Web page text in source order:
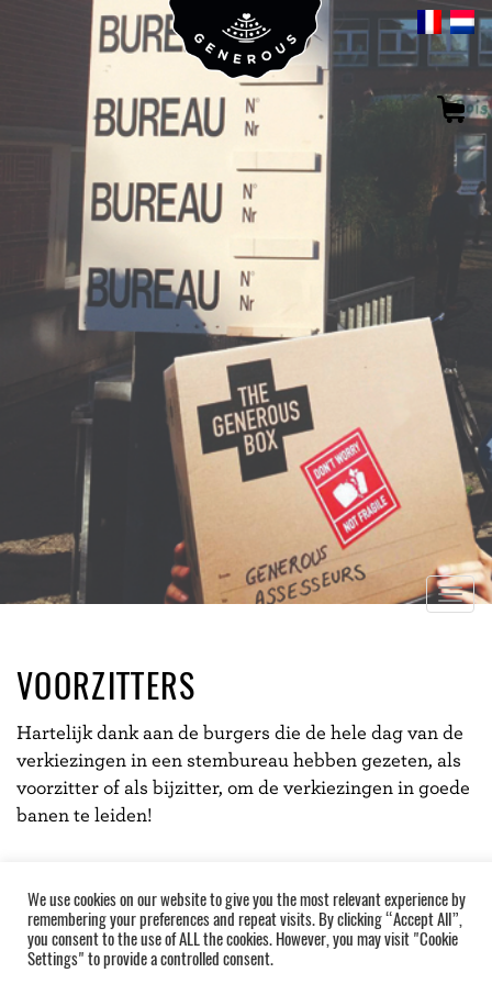
VOORZITTERS
Hartelijk dank aan de burgers die de hele dag van de
verkiezingen in een stembureau hebben gezeten, als
voorzitter of als bijzitter, om de verkiezingen in goede
banen te leiden!
We use cookies on our website to give you the most relevant experience by
remembering your preferences and repeat visits. By clicking “Accept All”,
you consent to the use of ALL the cookies. However, you may visit "Cookie
Settings" to provide a controlled consent.